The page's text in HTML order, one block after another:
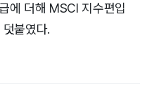
에 더해 MSCI 지수편입
붙였다.